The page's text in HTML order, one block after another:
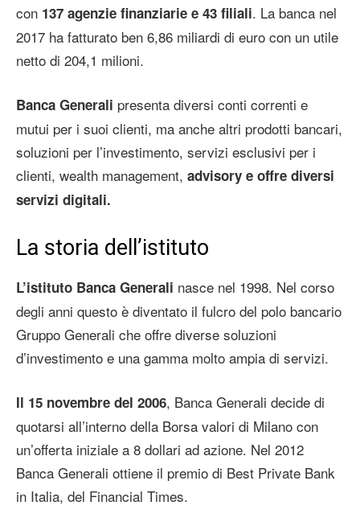
con 137 agenzie finanziarie e 43 filiali. La banca nel
2017 ha fatturato ben 6,86 miliardi di euro con un utile
netto di 204,1 milioni.
Banca Generali presenta diversi conti correnti e
mutui per i suoi clienti, ma anche altri prodotti bancari,
soluzioni per l’investimento, servizi esclusivi per i
clienti, wealth management, advisory e offre diversi
servizi digitali.
La storia dell’istituto
L’istituto Banca Generali nasce nel 1998. Nel corso
degli anni questo è diventato il fulcro del polo bancario
Gruppo Generali che offre diverse soluzioni
d’investimento e una gamma molto ampia di servizi.
Il 15 novembre del 2006, Banca Generali decide di
quotarsi all’interno della Borsa valori di Milano con
un’offerta iniziale a 8 dollari ad azione. Nel 2012
Banca Generali ottiene il premio di Best Private Bank
in Italia, del Financial Times.